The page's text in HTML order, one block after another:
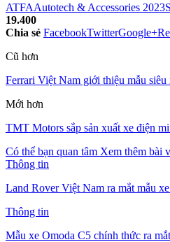
ATFAAutotech & Accessories 2023
19.400
Chia sẻ FacebookTwitterGoogle+
Cũ hơn
Ferrari Việt Nam giới thiệu mẫu
Mới hơn
TMT Motors sắp sản xuất xe điện
Có thể bạn quan tâm Xem thêm bài
Thông tin
Land Rover Việt Nam ra mắt mẫu
Thông tin
Mẫu xe Omoda C5 chính thức ra